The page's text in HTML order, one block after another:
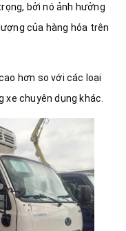
bởi nó ảnh hưởng
của hàng hóa trên
hơn so với các loại
chuyên dụng khác.